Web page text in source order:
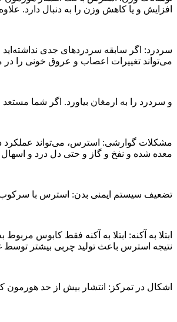
افزایش و یا کاهش وزن را به دنبال دارد.
سردرد: اگر سابقه سردردهای جدی
می‌تواند تغییرات اعصاب و عروق خونی را در
و سردرد را به ارمغان بیاورد. اگر شما
مشکلات گوارشی: استرس، می‌تواند عملکرد
معده شده و نفخ و گاز و حتی دل درد و اسهال
تضعیف سیستم ایمنی بدن: استرس با سرکوب
ابتلا به آکنه: ابتلا به آکنه فقط کابوس
نتیجه استرس باعث تولید چربی بیشتر
اشکال در تمرکز: انتشار بیش از حد